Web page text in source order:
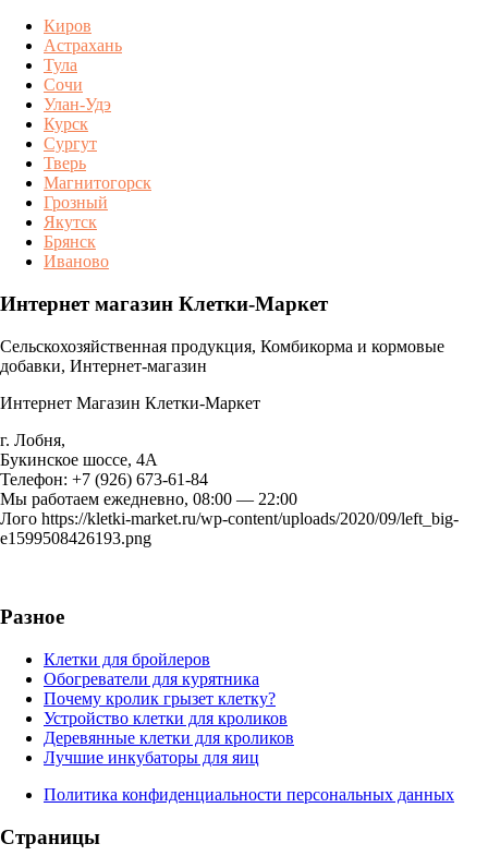
Киров
Астрахань
Тула
Сочи
Улан-Удэ
Курск
Сургут
Тверь
Магнитогорск
Грозный
Якутск
Брянск
Иваново
Интернет магазин Клетки-Маркет
Сельскохозяйственная продукция, Комбикорма и кормовые
добавки, Интернет-магазин
Интернет Магазин Клетки-Маркет
г. Лобня,
Букинское шоссе, 4А
Телефон: +7 (926) 673-61-84
Мы работаем ежедневно, 08:00 — 22:00
Лого https://kletki-market.ru/wp-content/uploads/2020/09/left_big-
e1599508426193.png
Разное
Клетки для бройлеров
Обогреватели для курятника
Почему кролик грызет клетку?
Устройство клетки для кроликов
Деревянные клетки для кроликов
Лучшие инкубаторы для яиц
Политика конфиденциальности персональных данных
Страницы